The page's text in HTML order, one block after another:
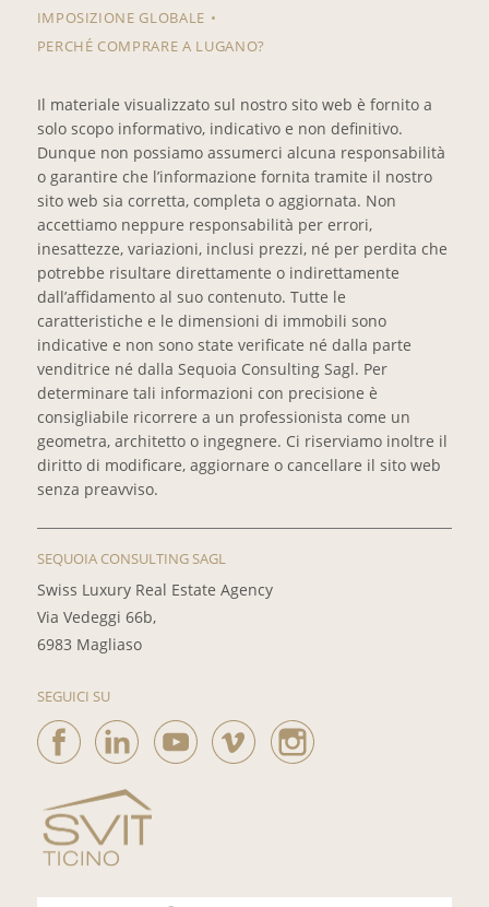
IMPOSIZIONE GLOBALE
PERCHÉ COMPRARE A LUGANO?
Il materiale visualizzato sul nostro sito web è fornito a
solo scopo informativo, indicativo e non definitivo.
Dunque non possiamo assumerci alcuna responsabilità
o garantire che l’informazione fornita tramite il nostro
sito web sia corretta, completa o aggiornata. Non
accettiamo neppure responsabilità per errori,
inesattezze, variazioni, inclusi prezzi, né per perdita che
potrebbe risultare direttamente o indirettamente
dall’affidamento al suo contenuto. Tutte le
caratteristiche e le dimensioni di immobili sono
indicative e non sono state verificate né dalla parte
venditrice né dalla Sequoia Consulting Sagl. Per
determinare tali informazioni con precisione è
consigliabile ricorrere a un professionista come un
geometra, architetto o ingegnere. Ci riserviamo inoltre il
diritto di modificare, aggiornare o cancellare il sito web
senza preavviso.
SEQUOIA CONSULTING SAGL
Swiss Luxury Real Estate Agency
Via Vedeggi 66b,
6983 Magliaso
SEGUICI SU